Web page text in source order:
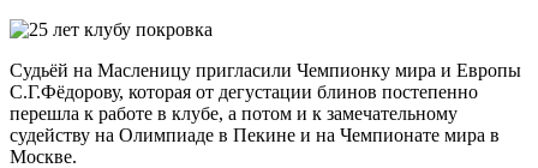
Судьёй на Масленицу пригласили Чемпионку мира и Европы
С.Г.Фёдорову, которая от дегустации блинов постепенно
перешла к работе в клубе, а потом и к замечательному
судейству на Олимпиаде в Пекине и на Чемпионате мира в
Москве.